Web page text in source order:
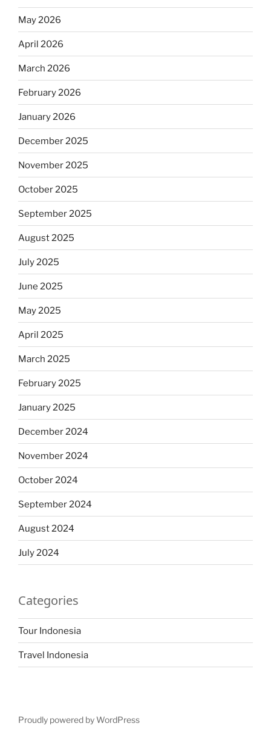
May 2026
April 2026
March 2026
February 2026
January 2026
December 2025
November 2025
October 2025
September 2025
August 2025
July 2025
June 2025
May 2025
April 2025
March 2025
February 2025
January 2025
December 2024
November 2024
October 2024
September 2024
August 2024
July 2024
Categories
Tour Indonesia
Travel Indonesia
Proudly powered by WordPress